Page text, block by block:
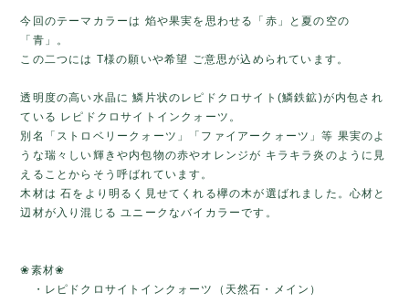
今回のテーマカラーは 焰や果実を思わせる「赤」と夏の空の
「青」。
この二つには T様の願いや希望 ご意思が込められています。
透明度の高い水晶に 鱗片状のレピドクロサイト(鱗鉄鉱)が内包され
ている レピドクロサイトインクォーツ。
別名「ストロベリークォーツ」「ファイアークォーツ」等 果実のよ
うな瑞々しい輝きや内包物の赤やオレンジが キラキラ炎のように見
えることからそう呼ばれています。
木材は 石をより明るく見せてくれる欅の木が選ばれました。心材と
辺材が入り混じる ユニークなバイカラーです。
❀素材❀
・レピドクロサイトインクォーツ（天然石・メイン）